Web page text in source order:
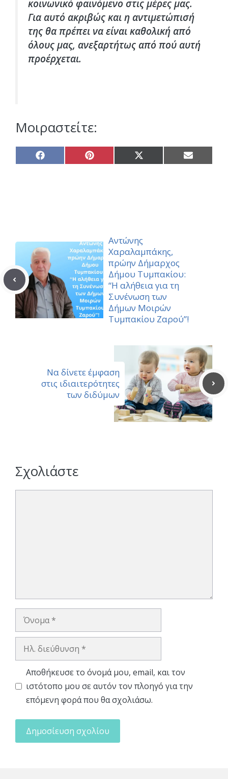
κοινωνικό φαινόμενο στις μέρες μας.
Για αυτό ακριβώς και η αντιμετώπισή
της θα πρέπει να είναι καθολική από
όλους μας, ανεξαρτήτως από πού αυτή
προέρχεται.
Μοιραστείτε:
Share
on
Share
on
Share
on
Share
on
Αντώνης
Χαραλαμπάκης,
πρώην Δήμαρχος
Δήμου Τυμπακίου:
“Η αλήθεια για τη
Συνένωση των
Δήμων Μοιρών
Τυμπακίου Ζαρού”!
Να δίνετε έμφαση
στις ιδιαιτερότητες
των διδύμων
Σχολιάστε
Όνομα
Ηλ.
Αποθήκευσε το όνομά μου, email, και τον
ιστότοπο μου σε αυτόν τον πλοηγό για την
επόμενη φορά που θα σχολιάσω.